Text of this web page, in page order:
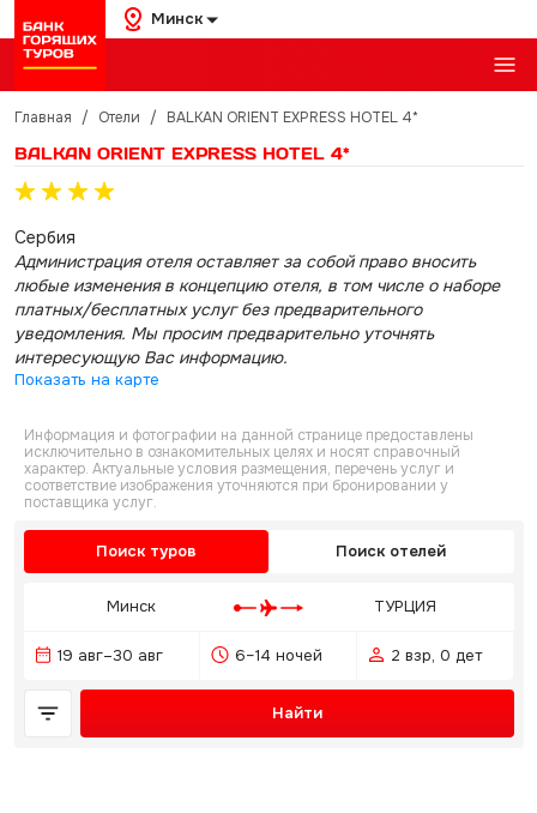
Минск
Главная / Отели / BALKAN ORIENT EXPRESS HOTEL 4*
BALKAN ORIENT EXPRESS HOTEL 4*
Сербия
Администрация отеля оставляет за собой право вносить
любые изменения в концепцию отеля, в том числе о наборе
платных/бесплатных услуг без предварительного
уведомления. Мы просим предварительно уточнять
интересующую Вас информацию.
Показать на карте
Информация и фотографии на данной странице предоставлены
исключительно в ознакомительных целях и носят справочный
характер. Актуальные условия размещения, перечень услуг и
соответствие изображения уточняются при бронировании у
поставщика услуг.
Поиск туров Поиск отелей
Минск ТУРЦИЯ
19 авг–30 авг 6–14 ночей 2 взр, 0 дет
Найти